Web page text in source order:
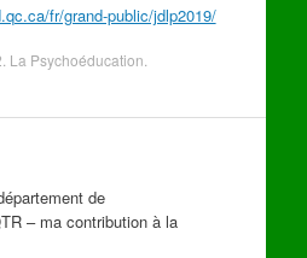
fr/grand-public/jdlp2019/
La Psychoéducation
de
– ma contribution à la